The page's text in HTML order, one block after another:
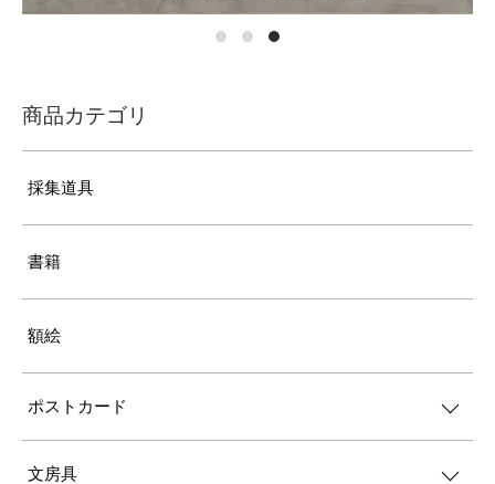
商品カテゴリ
採集道具
書籍
額絵
ポストカード
文房具